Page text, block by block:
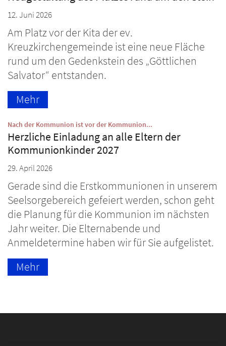
12. Juni 2026
Am Platz vor der Kita der ev.
Kreuzkirchengemeinde ist eine neue Fläche
rund um den Gedenkstein des „Göttlichen
Salvator“ entstanden.
Mehr
Nach der Kommunion ist vor der Kommunion...
Herzliche Einladung an alle Eltern der
Kommunionkinder 2027
29. April 2026
Gerade sind die Erstkommunionen in unserem
Seelsorgebereich gefeiert werden, schon geht
die Planung für die Kommunion im nächsten
Jahr weiter. Die Elternabende und
Anmeldetermine haben wir für Sie aufgelistet.
Mehr